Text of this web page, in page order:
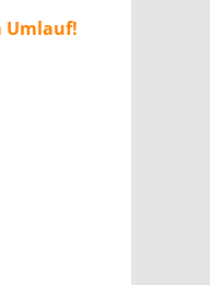
Umlauf!